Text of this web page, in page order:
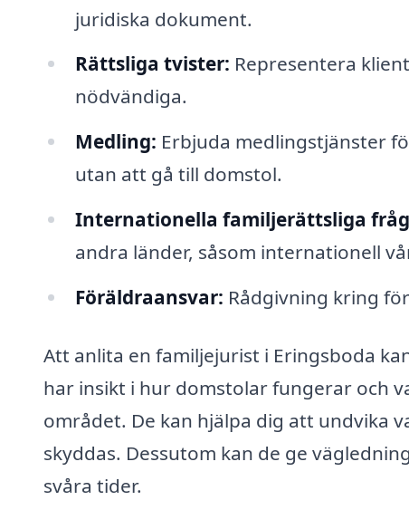
juridiska dokument.
Rättsliga tvister: Representera
nödvändiga.
Medling: Erbjuda medlingstjänster
utan att gå till domstol.
Internationella familjerättsliga
andra länder, såsom internationell
Föräldraansvar: Rådgivning kring
Att anlita en familjejurist i Eringsboda
har insikt i hur domstolar fungerar och
området. De kan hjälpa dig att undvika
skyddas. Dessutom kan de ge
svåra tider.